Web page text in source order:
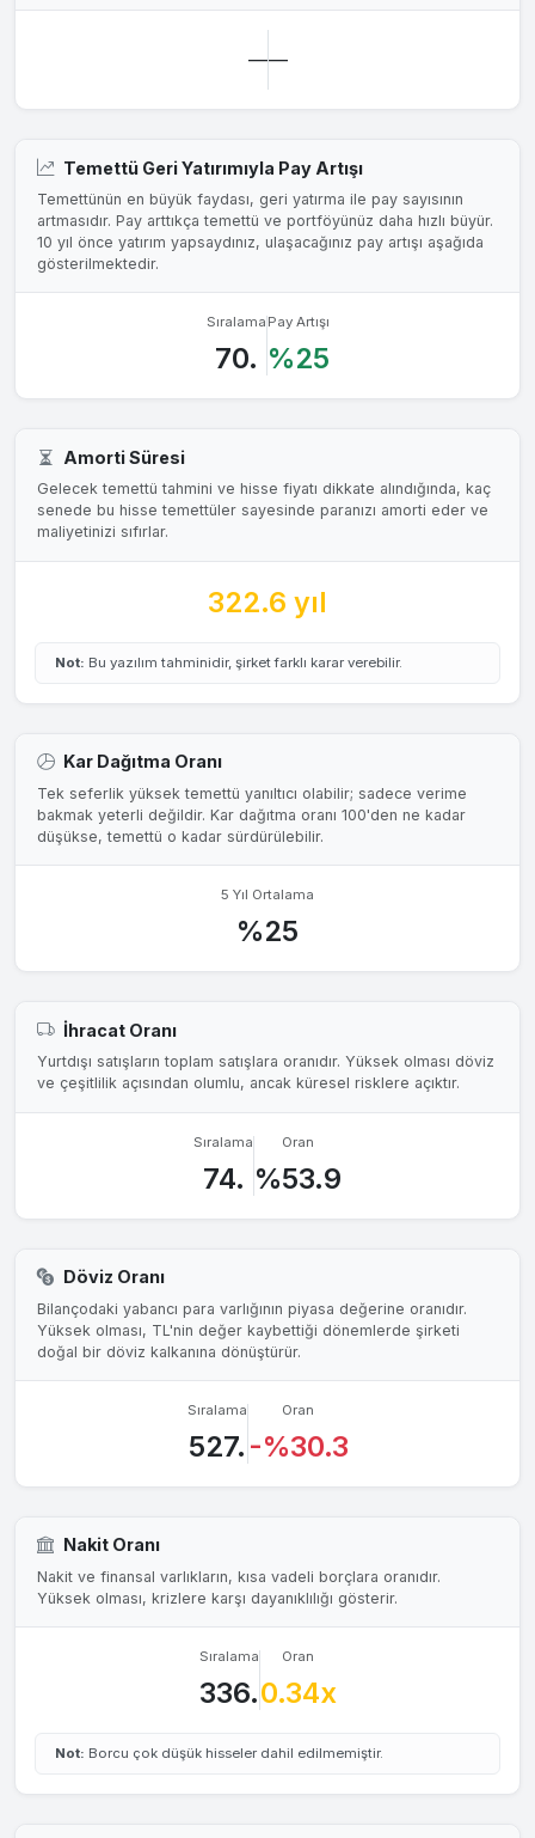
——
Temettü Geri Yatırımıyla Pay Artışı
Temettünün en büyük faydası, geri yatırma ile pay sayısının
artmasıdır. Pay arttıkça temettü ve portföyünüz daha hızlı büyür.
10 yıl önce yatırım yapsaydınız, ulaşacağınız pay artışı aşağıda
gösterilmektedir.
Sıralama
70.
Pay Artışı
%25
Amorti Süresi
Gelecek temettü tahmini ve hisse fiyatı dikkate alındığında, kaç
senede bu hisse temettüler sayesinde paranızı amorti eder ve
maliyetinizi sıfırlar.
322.6 yıl
Not: Bu yazılım tahminidir, şirket farklı karar verebilir.
Kar Dağıtma Oranı
Tek seferlik yüksek temettü yanıltıcı olabilir; sadece verime
bakmak yeterli değildir. Kar dağıtma oranı 100'den ne kadar
düşükse, temettü o kadar sürdürülebilir.
5 Yıl Ortalama
%25
İhracat Oranı
Yurtdışı satışların toplam satışlara oranıdır. Yüksek olması döviz
ve çeşitlilik açısından olumlu, ancak küresel risklere açıktır.
Sıralama
74.
Oran
%53.9
Döviz Oranı
Bilançodaki yabancı para varlığının piyasa değerine oranıdır.
Yüksek olması, TL'nin değer kaybettiği dönemlerde şirketi
doğal bir döviz kalkanına dönüştürür.
Sıralama
527.
Oran
-%30.3
Nakit Oranı
Nakit ve finansal varlıkların, kısa vadeli borçlara oranıdır.
Yüksek olması, krizlere karşı dayanıklılığı gösterir.
Sıralama
336.
Oran
0.34x
Not: Borcu çok düşük hisseler dahil edilmemiştir.